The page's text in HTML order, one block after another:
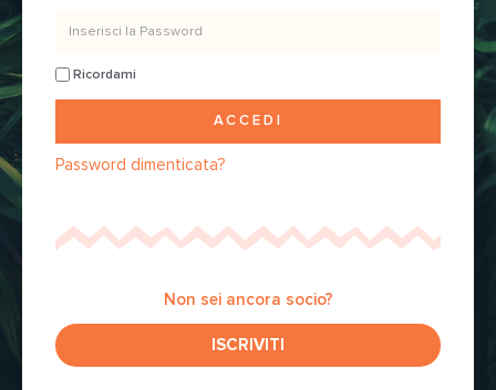
Ricordami
ACCEDI
Password dimenticata?
Non sei ancora socio?
ISCRIVITI